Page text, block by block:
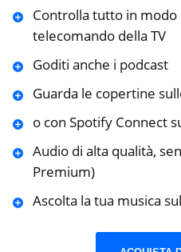
Controlla tutto in modo
telecomando della TV
Goditi anche i podcast
Guarda le copertine
o con Spotify Connect
Audio di alta qualità,
Premium)
Ascolta la tua musica